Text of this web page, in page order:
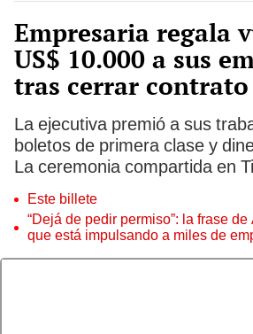
Empresaria regala
US$ 10.000 a sus
tras cerrar
La ejecutiva premió a sus
boletos de primera clase y
La ceremonia compartida en
Este billete
“Dejá de pedir permiso”: la frase
que está impulsando a miles de